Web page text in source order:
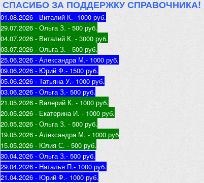
СПАСИБО ЗА ПОДДЕРЖКУ СПРАВОЧНИКА!
01.08.2026 - Виталий К.- 1000 руб.
29.07.2026 - Ольга З. - 500 руб.
04.07.2026 - Виталий К. - 3000 руб.
03.07.2026 - Ольга З. - 500 руб.
25.06.2026 - Александра М.- 1000 руб.
09.06.2026 - Юрий Ф.- 1500 руб.
05.06.2026 - Татьяна У.- 1000 руб.
03.06.2026 - Ольга З.- 500 руб.
21.05.2026 - Валерий К. - 1000 руб.
20.05.2026 - Екатерина И. - 1000 руб.
20.05.2026 - Ольга З. - 500 руб.
19.05.2026 - Александра М. - 1000 руб
15.05.2026 - Юлия С. - 500 руб.
30.04.2026 - Ольга З.- 500 руб.
29.04.2026 - Наталья П.- 1000 руб.
21.04.2026 - Юрий Ф.- 1000 руб.